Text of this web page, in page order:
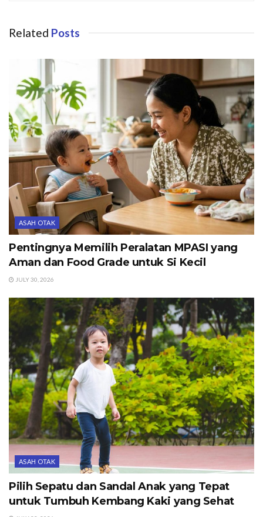
Related Posts
ASAH OTAK
Pentingnya Memilih Peralatan MPASI yang
Aman dan Food Grade untuk Si Kecil
JULY 30, 2026
ASAH OTAK
Pilih Sepatu dan Sandal Anak yang Tepat
untuk Tumbuh Kembang Kaki yang Sehat